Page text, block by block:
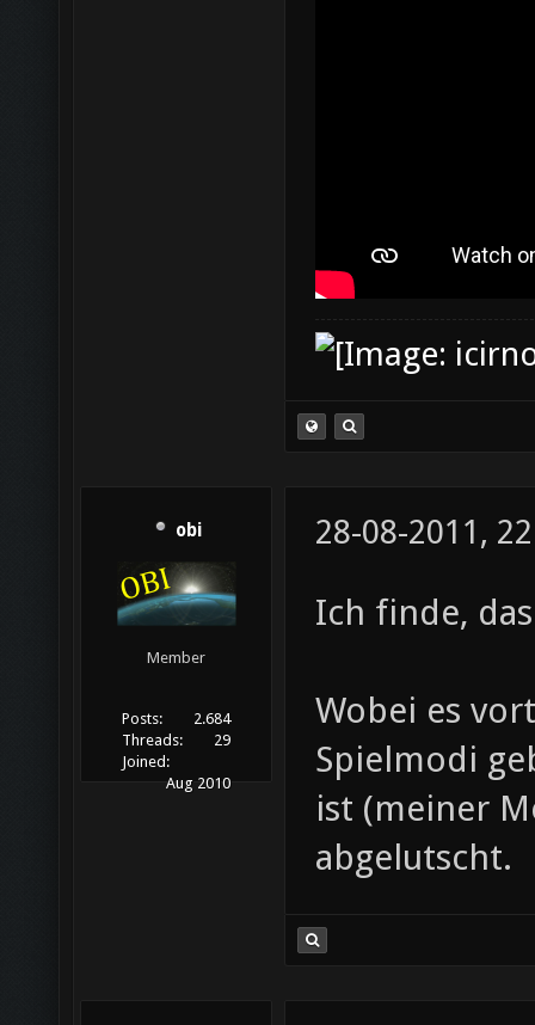
obi
Member
Posts:
2.684
Threads:
29
Joined:
Aug 2010
28-08-2011,
Ich finde,
Wobei es
Spielmodi
ist (meiner
abgelutscht.